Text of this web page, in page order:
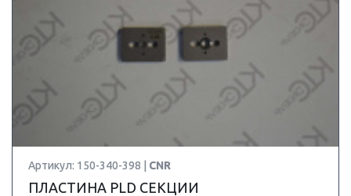
Артикул: 150-340-398 | CNR
ПЛАСТИНА PLD СЕКЦИИ